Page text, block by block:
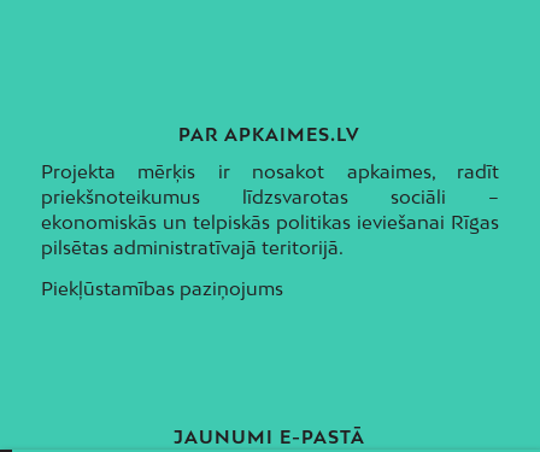
PAR APKAIMES.LV
Projekta mērķis ir nosakot apkaimes, radīt
priekšnoteikumus līdzsvarotas sociāli –
ekonomiskās un telpiskās politikas ieviešanai Rīgas
pilsētas administratīvajā teritorijā.
Piekļūstamības paziņojums
JAUNUMI E-PASTĀ